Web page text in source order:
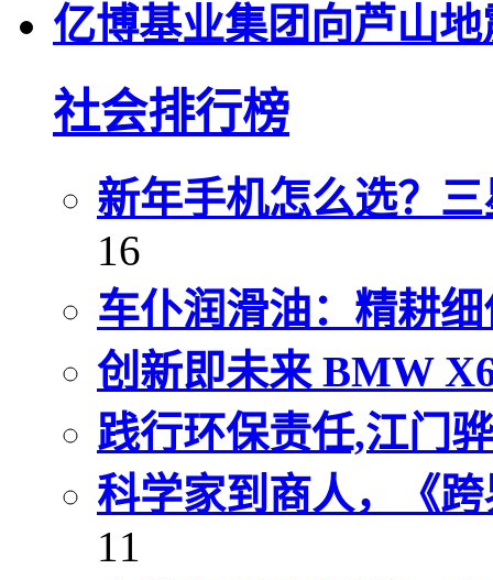
亿博基业集团向芦山
社会排行榜
新年手机怎么选？
16
车仆润滑油：精耕
创新即未来 BMW
践行环保责任,江门
科学家到商人，《
11